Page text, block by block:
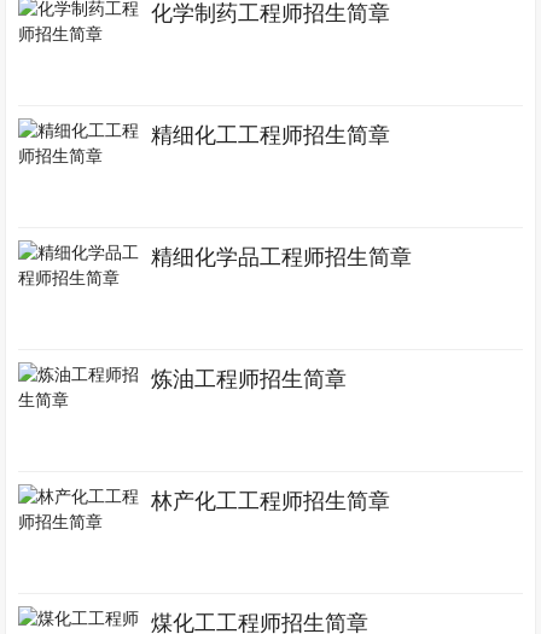
化学制药工程师招生简章
精细化工工程师招生简章
精细化学品工程师招生简章
炼油工程师招生简章
林产化工工程师招生简章
煤化工工程师招生简章